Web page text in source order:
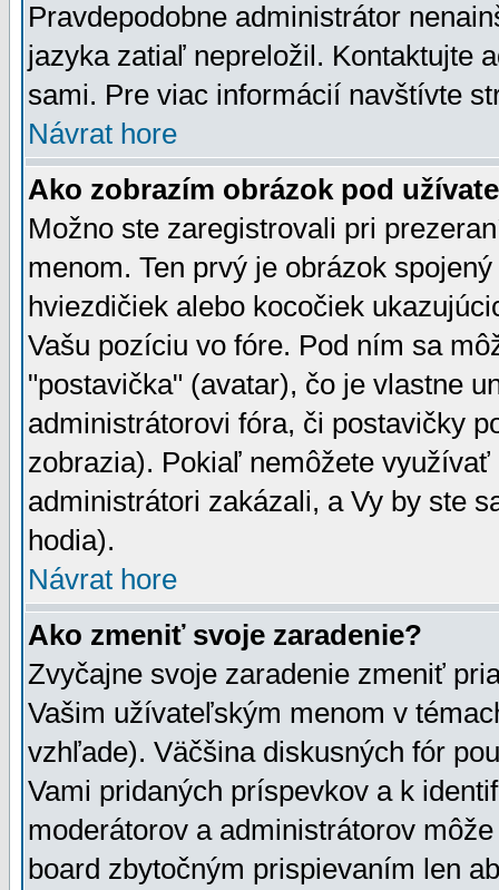
Pravdepodobne administrátor
jazyka zatiaľ nepreložil. Kontaktujte
sami. Pre viac informácií navštívte
Návrat hore
Ako zobrazím obrázok pod
Možno ste zaregistrovali pri
menom. Ten prvý je obrázok
hviezdičiek alebo kocočiek
Vašu pozíciu vo fóre. Pod ním sa
"postavička" (avatar), čo je vlastne
administrátorovi fóra, či postavičky
zobrazia). Pokiaľ nemôžete
administrátori zakázali, a Vy by ste
hodia).
Návrat hore
Ako zmeniť svoje zaradenie?
Zvyčajne svoje zaradenie zmeniť
Vašim užívateľským menom v
vzhľade). Väčšina diskusných fór
Vami pridaných príspevkov a k
moderátorov a administrátorov
board zbytočným prispievaním len